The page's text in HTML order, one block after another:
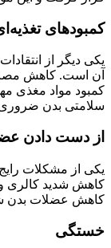
کمبودهای
یکی دیگر از
آن است. کاهش
کمبود مواد مغذی
سلامتی بدن
از دست دادن
یکی از مشکلات
کاهش شدید کالری
کاهش عضلات بدن
خستگی